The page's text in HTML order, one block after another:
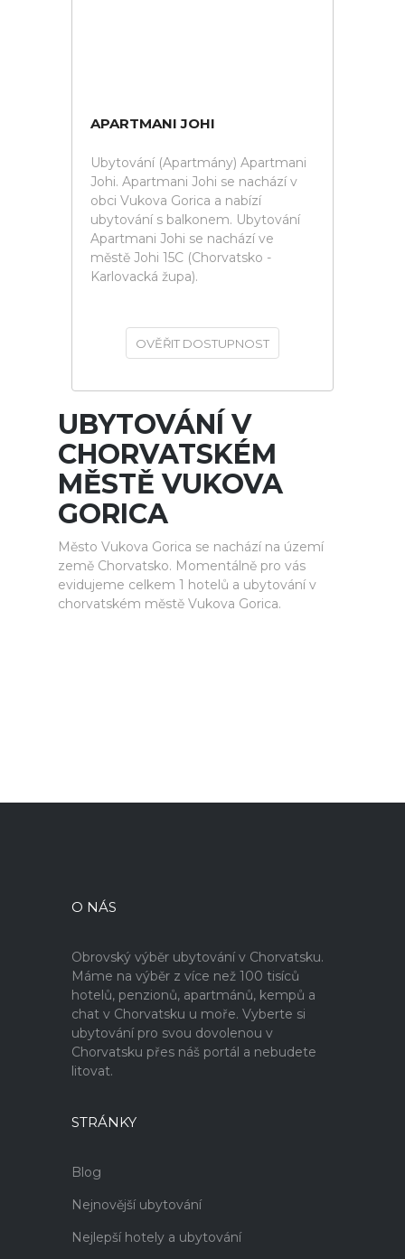
APARTMANI JOHI
Ubytování (Apartmány) Apartmani
Johi. Apartmani Johi se nachází v
obci Vukova Gorica a nabízí
ubytování s balkonem. Ubytování
Apartmani Johi se nachází ve
městě Johi 15C (Chorvatsko -
Karlovacká župa).
OVĚŘIT DOSTUPNOST
UBYTOVÁNÍ V
CHORVATSKÉM
MĚSTĚ VUKOVA
GORICA
Město Vukova Gorica se nachází na území
země Chorvatsko. Momentálně pro vás
evidujeme celkem 1 hotelů a ubytování v
chorvatském městě Vukova Gorica.
O NÁS
Obrovský výběr ubytování v Chorvatsku.
Máme na výběr z více než 100 tisíců
hotelů, penzionů, apartmánů, kempů a
chat v Chorvatsku u moře. Vyberte si
ubytování pro svou dovolenou v
Chorvatsku přes náš portál a nebudete
litovat.
STRÁNKY
Blog
Nejnovější ubytování
Nejlepší hotely a ubytování